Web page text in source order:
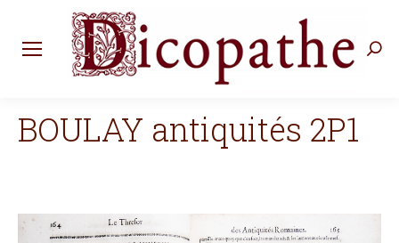
BOULAY antiquités 2P1